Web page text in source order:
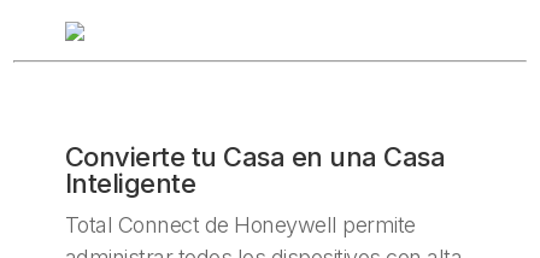
Convierte tu Casa en una Casa
Inteligente
Total Connect de Honeywell permite